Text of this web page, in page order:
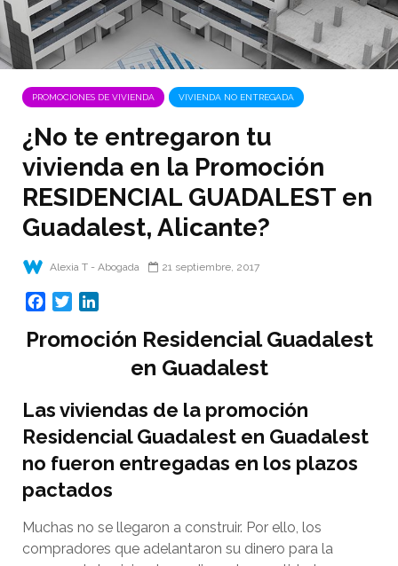
PROMOCIONES DE VIVIENDA VIVIENDA NO ENTREGADA
¿No te entregaron tu
vivienda en la Promoción
RESIDENCIAL GUADALEST en
Guadalest, Alicante?
Alexia T - Abogada 21 septiembre, 2017
c
o
k
i
e
r
n
I
n
Promoción Residencial Guadalest
en Guadalest
Las viviendas de la promoción
Residencial Guadalest en Guadalest
no fueron entregadas en los plazos
pactados
Muchas no se llegaron a construir. Por ello, los
compradores que adelantaron su dinero para la